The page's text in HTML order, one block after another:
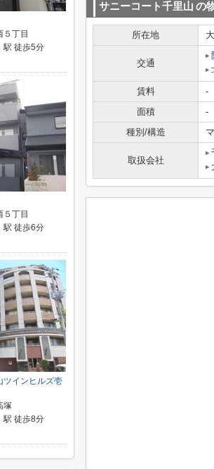
サニーコート千里山 の
所在地
交通
賃料
-
面積
-
種別/構造
取扱会社
５丁目
駅 徒歩5分
５丁目
駅 徒歩6分
ツインヒルズ壱
塚
駅 徒歩8分